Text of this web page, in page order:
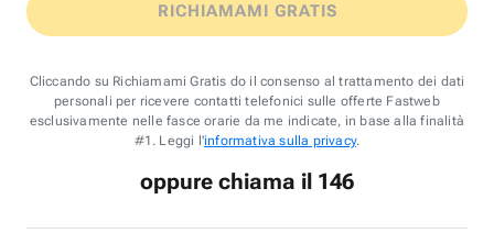
RICHIAMAMI GRATIS
Cliccando su Richiamami Gratis do il consenso al trattamento dei dati
personali per ricevere contatti telefonici sulle offerte Fastweb
esclusivamente nelle fasce orarie da me indicate, in base alla finalità
#1. Leggi l'informativa sulla privacy.
oppure chiama il 146